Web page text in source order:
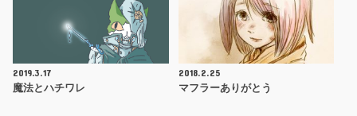
2019.3.17
魔法とハチワレ
2018.2.25
マフラーありがとう